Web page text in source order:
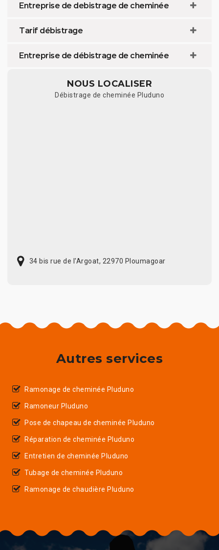
Entreprise de debistrage de cheminée
Tarif débistrage
Entreprise de débistrage de cheminée
NOUS LOCALISER
Débistrage de cheminée Pluduno
34 bis rue de l'Argoat, 22970 Ploumagoar
Autres services
Ramonage de cheminée Pluduno
Ramoneur Pluduno
Pose de chapeau de cheminée Pluduno
Réparation de cheminée Pluduno
Entretien de cheminée Pluduno
Tubage de cheminée Pluduno
Ramonage de chaudière Pluduno